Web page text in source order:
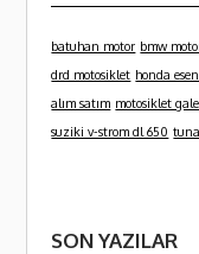
batuhan motor bmw
drd motosiklet honda
alım satım motosiklet
suziki v-strom dl 650
SON YAZILAR